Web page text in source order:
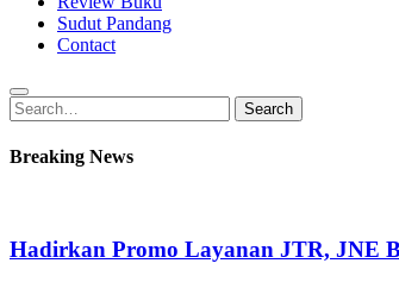
Sudut Pandang
Contact
Search
for:
Search
Breaking News
Hadirkan Promo Layanan JTR, JNE